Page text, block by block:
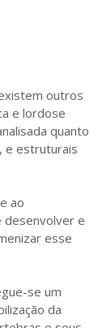
outros
e lordose
quanto
e estruturais
ao
desenvolver e
esse
se um
da